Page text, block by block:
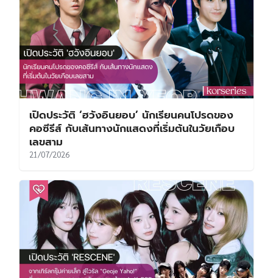
เปิดประวัติ ‘ฮวังอินยอบ’ นักเรียนคนโปรดของ
คอซีรีส์ กับเส้นทางนักแสดงที่เริ่มต้นในวัยเกือบ
เลขสาม
21/07/2026